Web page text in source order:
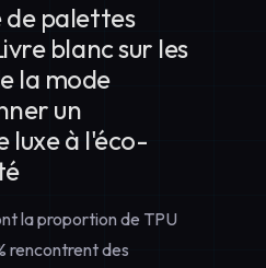
de palettes
blanc sur les
la mode
un
luxe à l'éco-
la proportion de TPU
rencontrent des